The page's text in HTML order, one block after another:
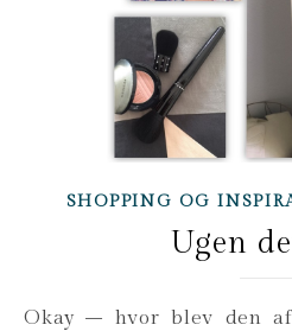
SHOPPING OG
Ugen
Okay – hvor blev den af? Den sidste uge er